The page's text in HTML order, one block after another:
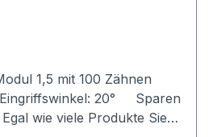
1,5 mit 100 Zähnen
Eingriffswinkel: 20° Sparen
wie viele Produkte Sie